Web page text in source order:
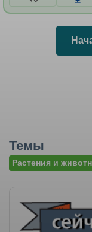
Темы
Растения и